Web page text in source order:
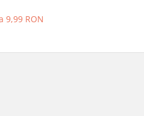
9,99 RON